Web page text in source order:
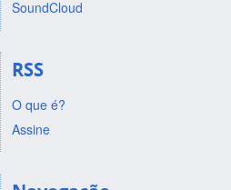
SoundCloud
RSS
O que é?
Assine